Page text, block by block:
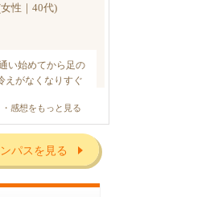
感想をもっと見る
パスを見る